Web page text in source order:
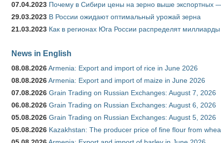
07.04.2023 Почему в Сибири цены на зерно выше экспортных
29.03.2023 В России ожидают оптимальный урожай зерна
21.03.2023 Как в регионах Юга России распределят
News in English
08.08.2026Armenia: Export and import of rice in June 2026
08.08.2026Armenia: Export and import of maize in June 2026
07.08.2026 Grain Trading on Russian Exchanges: August 7, 2026
06.08.2026 Grain Trading on Russian Exchanges: August 6, 2026
05.08.2026 Grain Trading on Russian Exchanges: August 5, 2026
05.08.2026 Kazakhstan: The producer price of fine flour from